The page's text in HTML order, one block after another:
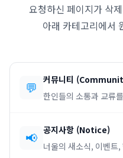
요청하신 페이지가 삭
아래 카테고리에서
💬 커뮤니티 (
한인들의 소통과 교류
📢 공지사항 (Notice)
너울의 새소식, 이벤트